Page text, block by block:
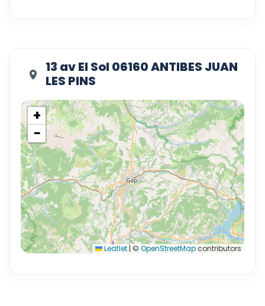
13 av El Sol 06160 ANTIBES JUAN
LES PINS
+
−
Leaflet | © OpenStreetMapcontributors